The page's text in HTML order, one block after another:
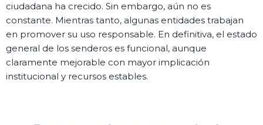
ciudadana ha crecido. Sin embargo, aún no es
constante. Mientras tanto, algunas entidades trabajan
en promover su uso responsable. En definitiva, el estado
general de los senderos es funcional, aunque
claramente mejorable con mayor implicación
institucional y recursos estables.